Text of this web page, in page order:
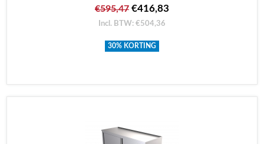
€595,47 €416,83
Incl. BTW: €504,36
30% KORTING